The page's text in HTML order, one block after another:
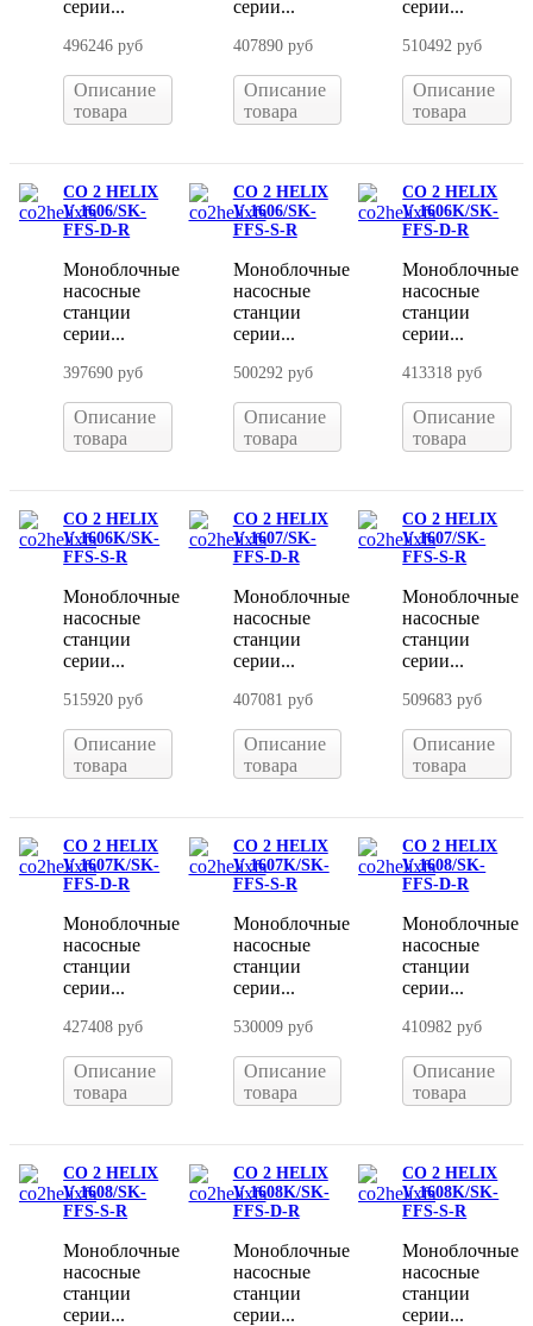
серии...
496246 руб
Описание
товара
серии...
407890 руб
Описание
товара
серии...
510492 руб
Описание
товара
CO 2 HELIX
V 1606/SK-
FFS-D-R
Моноблочные
насосные
станции
серии...
397690 руб
Описание
товара
CO 2 HELIX
V 1606/SK-
FFS-S-R
Моноблочные
насосные
станции
серии...
500292 руб
Описание
товара
CO 2 HELIX
V 1606K/SK-
FFS-D-R
Моноблочные
насосные
станции
серии...
413318 руб
Описание
товара
CO 2 HELIX
V 1606K/SK-
FFS-S-R
Моноблочные
насосные
станции
серии...
515920 руб
Описание
товара
CO 2 HELIX
V 1607/SK-
FFS-D-R
Моноблочные
насосные
станции
серии...
407081 руб
Описание
товара
CO 2 HELIX
V 1607/SK-
FFS-S-R
Моноблочные
насосные
станции
серии...
509683 руб
Описание
товара
CO 2 HELIX
V 1607K/SK-
FFS-D-R
Моноблочные
насосные
станции
серии...
427408 руб
Описание
товара
CO 2 HELIX
V 1607K/SK-
FFS-S-R
Моноблочные
насосные
станции
серии...
530009 руб
Описание
товара
CO 2 HELIX
V 1608/SK-
FFS-D-R
Моноблочные
насосные
станции
серии...
410982 руб
Описание
товара
CO 2 HELIX
V 1608/SK-
FFS-S-R
Моноблочные
насосные
станции
серии...
CO 2 HELIX
V 1608K/SK-
FFS-D-R
Моноблочные
насосные
станции
серии...
CO 2 HELIX
V 1608K/SK-
FFS-S-R
Моноблочные
насосные
станции
серии...